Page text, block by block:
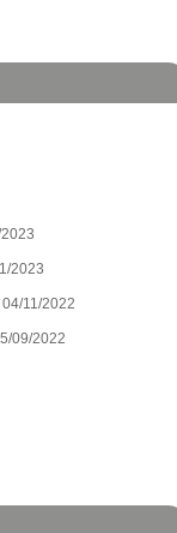
2023
04/11/2022
09/2022